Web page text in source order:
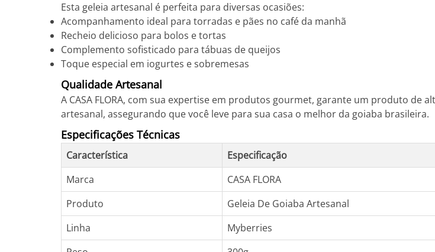
Esta geleia artesanal é perfeita para diversas ocasiões:
Acompanhamento ideal para torradas e pães no café da manhã
Recheio delicioso para bolos e tortas
Complemento sofisticado para tábuas de queijos
Toque especial em iogurtes e sobremesas
Qualidade Artesanal
A CASA FLORA, com sua expertise em produtos gourmet, garante um produto de
artesanal, assegurando que você leve para sua casa o melhor da goiaba brasileira.
Especificações Técnicas
Característica
Especificação
Marca
CASA FLORA
Produto
Geleia De Goiaba Artesanal
Linha
Myberries